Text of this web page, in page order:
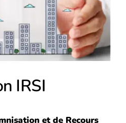
IRSI
et de Recours